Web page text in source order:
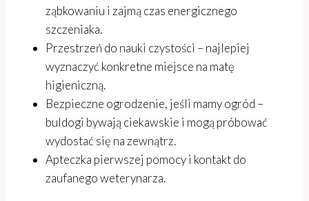
ząbkowaniu i zajmą czas energicznego
szczeniaka.
Przestrzeń do nauki czystości – najlepiej
wyznaczyć konkretne miejsce na matę
higieniczną.
Bezpieczne ogrodzenie, jeśli mamy ogród –
buldogi bywają ciekawskie i mogą próbować
wydostać się na zewnątrz.
Apteczka pierwszej pomocy i kontakt do
zaufanego weterynarza.